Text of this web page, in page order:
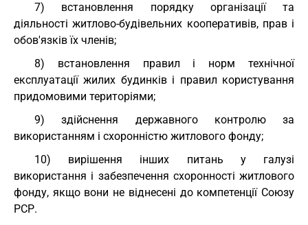
7) встановлення порядку організації та
діяльності житлово-будівельних кооперативів, прав і
обов'язків їх членів;
8) встановлення правил і норм технічної
експлуатації жилих будинків і правил користування
придомовими територіями;
9) здійснення державного контролю за
використанням і схоронністю житлового фонду;
10) вирішення інших питань у галузі
використання і забезпечення схоронності житлового
фонду, якщо вони не віднесені до компетенції Союзу
РСР.